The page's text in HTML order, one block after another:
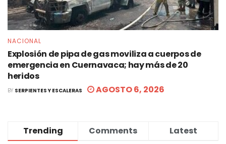
NACIONAL
Explosión de pipa de gas moviliza a cuerpos de
emergencia en Cuernavaca; hay más de 20
heridos
BY SERPIENTES Y ESCALERAS AGOSTO 6, 2026
Trending Comments Latest